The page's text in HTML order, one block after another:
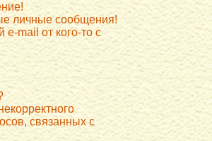
личные сообщения!
mail от кого-то с
связанных с